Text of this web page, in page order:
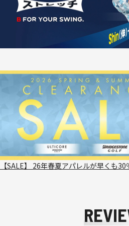
【SALE】 26年春夏アパレルが早くも